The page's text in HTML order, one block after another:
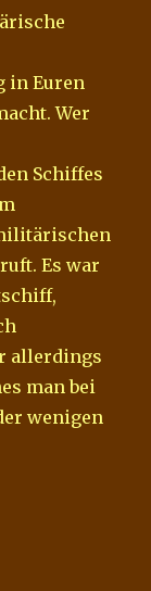
in Euren
Wer
Schiffes
Es war
allerdings
man bei
wenigen